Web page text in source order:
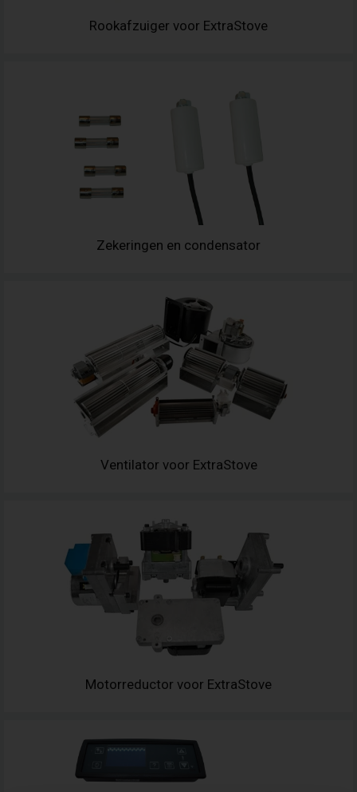
Rookafzuiger voor ExtraStove
Zekeringen en condensator
Ventilator voor ExtraStove
Motorreductor voor ExtraStove